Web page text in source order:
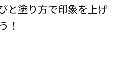
と塗り方で印象を上げ
！